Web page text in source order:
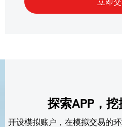
探索APP，
开设模拟账户，在模拟交易的